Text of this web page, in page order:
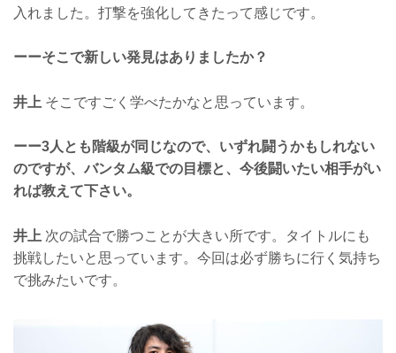
入れました。打撃を強化してきたって感じです。
ーーそこで新しい発見はありましたか？
井上 そこですごく学べたかなと思っています。
ーー3人とも階級が同じなので、いずれ闘うかもしれない
のですが、バンタム級での目標と、今後闘いたい相手がい
れば教えて下さい。
井上 次の試合で勝つことが大きい所です。タイトルにも
挑戦したいと思っています。今回は必ず勝ちに行く気持ち
で挑みたいです。